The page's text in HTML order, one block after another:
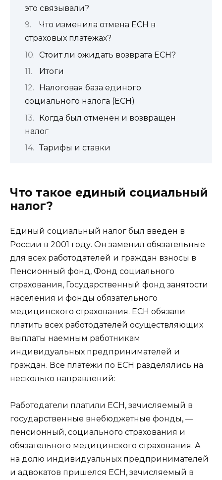
это связывали?
Что изменила отмена ЕСН в
страховых платежах?
Стоит ли ожидать возврата ЕСН?
Итоги
Налоговая база единого
социального налога (ЕСН)
Когда был отменен и возвращен
налог
Тарифы и ставки
Что такое единый социальный
налог?
Единый социальный налог был введен в
России в 2001 году. Он заменил обязательные
для всех работодателей и граждан взносы в
Пенсионный фонд, Фонд социального
страхования, Государственный фонд занятости
населения и фонды обязательного
медицинского страхования. ЕСН обязали
платить всех работодателей осуществляющих
выплаты наемным работникам
индивидуальных предпринимателей и
граждан. Все платежи по ЕСН разделялись на
несколько направлений:
Работодатели платили ЕСН, зачисляемый в
государственные внебюджетные фонды, —
пенсионный, социального страхования и
обязательного медицинского страхования. А
на долю индивидуальных предпринимателей
и адвокатов пришелся ЕСН, зачисляемый в